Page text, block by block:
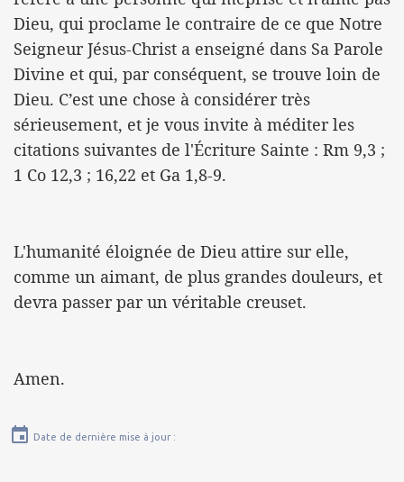
Dieu, qui proclame le contraire de ce que Notre
Seigneur Jésus-Christ a enseigné dans Sa Parole
Divine et qui, par conséquent, se trouve loin de
Dieu. C’est une chose à considérer très
sérieusement, et je vous invite à méditer les
citations suivantes de l'Écriture Sainte : Rm 9,3 ;
1 Co 12,3 ; 16,22 et Ga 1,8-9.
L'humanité éloignée de Dieu attire sur elle,
comme un aimant, de plus grandes douleurs, et
devra passer par un véritable creuset.
Amen.
Date de dernière mise à jour :